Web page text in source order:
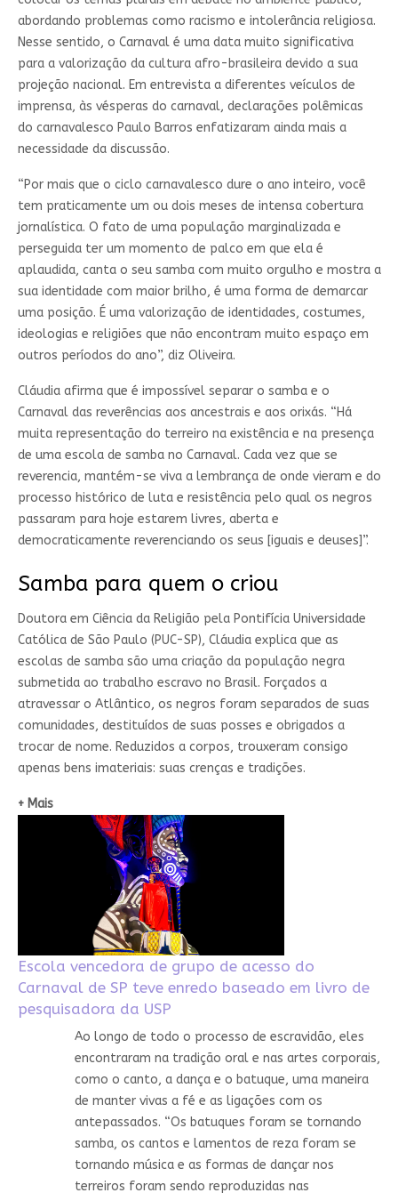
abordando problemas como racismo e intolerância religiosa.
Nesse sentido, o Carnaval é uma data muito significativa
para a valorização da cultura afro-brasileira devido a sua
projeção nacional. Em entrevista a diferentes veículos de
imprensa, às vésperas do carnaval, declarações polêmicas
do carnavalesco Paulo Barros enfatizaram ainda mais a
necessidade da discussão.
“Por mais que o ciclo carnavalesco dure o ano inteiro, você
tem praticamente um ou dois meses de intensa cobertura
jornalística. O fato de uma população marginalizada e
perseguida ter um momento de palco em que ela é
aplaudida, canta o seu samba com muito orgulho e mostra a
sua identidade com maior brilho, é uma forma de demarcar
uma posição. É uma valorização de identidades, costumes,
ideologias e religiões que não encontram muito espaço em
outros períodos do ano”, diz Oliveira.
Cláudia afirma que é impossível separar o samba e o
Carnaval das reverências aos ancestrais e aos orixás. “Há
muita representação do terreiro na existência e na presença
de uma escola de samba no Carnaval. Cada vez que se
reverencia, mantém-se viva a lembrança de onde vieram e do
processo histórico de luta e resistência pelo qual os negros
passaram para hoje estarem livres, aberta e
democraticamente reverenciando os seus [iguais e deuses]”.
Samba para quem o criou
Doutora em Ciência da Religião pela Pontifícia Universidade
Católica de São Paulo (PUC-SP), Cláudia explica que as
escolas de samba são uma criação da população negra
submetida ao trabalho escravo no Brasil. Forçados a
atravessar o Atlântico, os negros foram separados de suas
comunidades, destituídos de suas posses e obrigados a
trocar de nome. Reduzidos a corpos, trouxeram consigo
apenas bens imateriais: suas crenças e tradições.
+ Mais
Escola vencedora de grupo de acesso do
Carnaval de SP teve enredo baseado em livro de
pesquisadora da USP
Ao longo de todo o processo de escravidão, eles
encontraram na tradição oral e nas artes corporais,
como o canto, a dança e o batuque, uma maneira
de manter vivas a fé e as ligações com os
antepassados. “Os batuques foram se tornando
samba, os cantos e lamentos de reza foram se
tornando música e as formas de dançar nos
terreiros foram sendo reproduzidas nas